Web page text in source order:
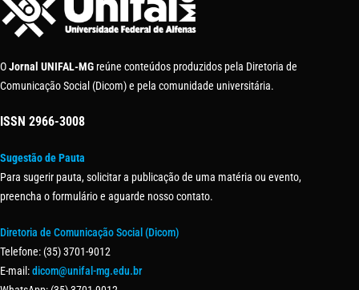
OJornal UNIFAL-MG reúne conteúdos produzidos pela Diretoria de
Comunicação Social (Dicom) e pela comunidade universitária.
ISSN 2966-3008
Sugestão de Pauta
Para sugerir pauta, solicitar a publicação de uma matéria ou evento,
preencha o formulário e aguarde nosso contato.
Diretoria de Comunicação Social (Dicom)
Telefone: (35) 3701-9012
E-mail:dicom@unifal-mg.edu.br